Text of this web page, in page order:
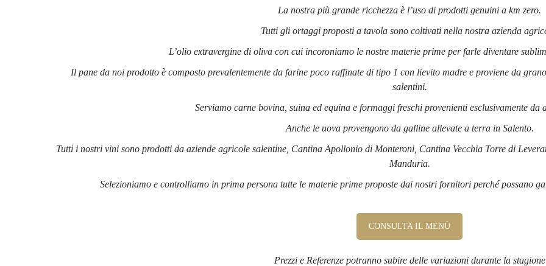
La nostra più grande ricchezza è l’uso di prodotti genuini a km zero.
Tutti gli ortaggi proposti a tavola sono coltivati nella nostra azienda
L’olio extravergine di oliva con cui incoroniamo le nostre materie prime per farle diventare
Il pane da noi prodotto è composto prevalentemente da farine poco raffinate di tipo 1 con lievito madre e proviene da
salentini.
Serviamo carne bovina, suina ed equina e formaggi freschi provenienti esclusivamente da
Anche le uova provengono da galline allevate a terra in Salento.
Tutti i nostri vini sono prodotti da aziende agricole salentine, Cantina Apollonio di Monteroni, Cantina Vecchia Torre di
Manduria.
Selezioniamo e controlliamo in prima persona tutte le materie prime proposte dai nostri fornitori perché possano
CONSULTA IL MENÙ
Prezzi e Referenze potranno subire delle variazioni durante la stagione